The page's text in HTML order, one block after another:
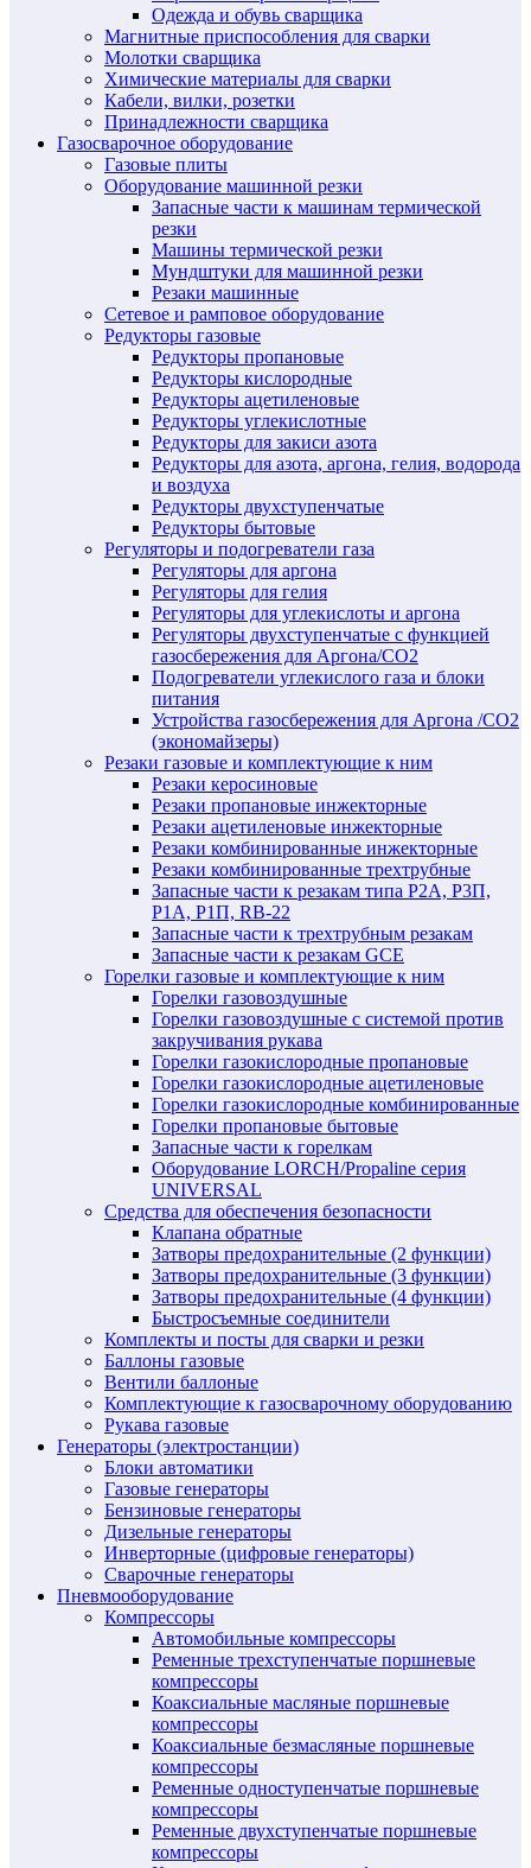
Одежда и обувь сварщика
Магнитные приспособления для сварки
Молотки сварщика
Химические материалы для сварки
Кабели, вилки, розетки
Принадлежности сварщика
Газосварочное оборудование
Газовые плиты
Оборудование машинной резки
Запасные части к машинам термической
резки
Машины термической резки
Мундштуки для машинной резки
Резаки машинные
Сетевое и рамповое оборудование
Редукторы газовые
Редукторы пропановые
Редукторы кислородные
Редукторы ацетиленовые
Редукторы углекислотные
Редукторы для закиси азота
Редукторы для азота, аргона, гелия, водорода
и воздуха
Редукторы двухступенчатые
Редукторы бытовые
Регуляторы и подогреватели газа
Регуляторы для аргона
Регуляторы для гелия
Регуляторы для углекислоты и аргона
Регуляторы двухступенчатые c функцией
газосбережения для Аргона/СО2
Подогреватели углекислого газа и блоки
питания
Устройства газосбережения для Аргона /СО2
(экономайзеры)
Резаки газовые и комплектующие к ним
Резаки керосиновые
Резаки пропановые инжекторные
Резаки ацетиленовые инжекторные
Резаки комбинированные инжекторные
Резаки комбинированные трехтрубные
Запасные части к резакам типа Р2А, Р3П,
Р1А, Р1П, RB-22
Запасные части к трехтрубным резакам
Запасные части к резакам GCE
Горелки газовые и комплектующие к ним
Горелки газовоздушные
Горелки газовоздушные с системой против
закручивания рукава
Горелки газокислородные пропановые
Горелки газокислородные ацетиленовые
Горелки газокислородные комбинированные
Горелки пропановые бытовые
Запасные части к горелкам
Оборудование LORCH/Propaline серия
UNIVERSAL
Средства для обеспечения безопасности
Клапана обратные
Затворы предохранительные (2 функции)
Затворы предохранительные (3 функции)
Затворы предохранительные (4 функции)
Быстросъемные соединители
Комплекты и посты для сварки и резки
Баллоны газовые
Вентили баллоные
Комплектующие к газосварочному оборудованию
Рукава газовые
Генераторы (электростанции)
Блоки автоматики
Газовые генераторы
Бензиновые генераторы
Дизельные генераторы
Инверторные (цифровые генераторы)
Сварочные генераторы
Пневмооборудование
Компрессоры
Автомобильные компрессоры
Ременные трехступенчатые поршневые
компрессоры
Коаксиальные масляные поршневые
компрессоры
Коаксиальные безмасляные поршневые
компрессоры
Ременные одноступенчатые поршневые
компрессоры
Ременные двухступенчатые поршневые
компрессоры